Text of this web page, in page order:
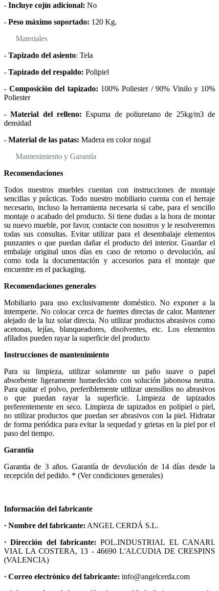
- Incluye cojín adicional: No
- Peso máximo soportado: 120 Kg.
Materiales
- Tapizado del asiento: Tela
- Tapizado del respaldo: Polipiel
- Composición del tapizado: 100% Poliester / 90% Vinilo y 10%
Poliester
- Material del relleno: Espuma de poliuretano de 25kg/m3 de
densidad
- Material de las patas: Madera en color nogal
Mantenimiento y Garantía
Recomendaciones
Todos nuestros muebles cuentan con instrucciones de montaje
sencillas y prácticas. Todo nuestro mobiliario cuenta con el herraje
necesario, incluso la herramienta necesaria si cabe, para el sencillo
montaje o acabado del producto. Si tiene dudas a la hora de montar
su nuevo mueble, por favor, contacte con nosotros y le resolveremos
todas sus consultas. Evitar utilizar para el desembalaje elementos
punzantes o que puedan dañar el producto del interior. Guardar el
embalaje original unos días en caso de retorno o devolución, así
como toda la documentación y accesorios para el montaje que
encuentre en el packaging.
Recomendaciones generales
Mobiliario para uso exclusivamente doméstico. No exponer a la
intemperie. No colocar cerca de fuentes directas de calor. Mantener
alejado de la luz solar directa. No utilizar productos abrasivos como
acetonas, lejías, blanqueadores, disolventes, etc. Los elementos
afilados pueden rayar la superficie del producto
Instrucciones de mantenimiento
Para su limpieza, utilizar solamente un paño suave o papel
absorbente ligeramente humedecido con solución jabonosa neutra.
Para quitar el polvo, preferiblemente utilizar utensilios no abrasivos
o que puedan rayar la superficie. Limpieza de tapizados
preferentemente en seco. Limpieza de tapizados en polipiel o piel,
no utilizar productos que puedan ser abrasivos con la piel. Hidratar
de forma periódica para evitar la sequedad y grietas en la piel por el
paso del tiempo.
Garantía
Garantia de 3 años. Garantía de devolución de 14 días desde la
recepción del pedido. * (Ver condiciones generales)
Información del fabricante
· Nombre del fabricante: ANGEL CERDÁ S.L.
· Dirección del fabricante: POL.INDUSTRIAL EL CANARI.
VIAL LA COSTERA, 13 - 46690 L'ALCUDIA DE CRESPINS
(VALENCIA)
· Correo electrónico del fabricante: info@angelcerda.com